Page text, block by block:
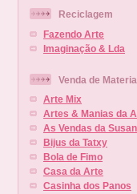
Reciclagem
Fazendo Arte
Imaginação & Lda
Venda de
Arte Mix
Artes & Manias da
As Vendas da
Bijus da Tatxy
Bola de Fimo
Casa da Arte
Casinha dos Panos